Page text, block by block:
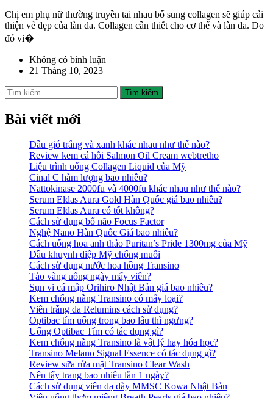
Chị em phụ nữ thường truyền tai nhau bổ sung collagen sẽ giúp cải
thiện vẻ đẹp của làn da. Collagen cần thiết cho cơ thể và làn da. Do
đó vi�
Không có bình luận
21 Tháng 10, 2023
Tìm
kiếm
cho:
Bài viết mới
Dầu gió trắng và xanh khác nhau như thế nào?
Review kem cá hồi Salmon Oil Cream webtretho
Liệu trình uống Collagen Liquid của Mỹ
Cinal C hàm lượng bao nhiêu?
Nattokinase 2000fu và 4000fu khác nhau như thế nào?
Serum Eldas Aura Gold Hàn Quốc giá bao nhiêu?
Serum Eldas Aura có tốt không?
Cách sử dụng bổ não Focus Factor
Nghệ Nano Hàn Quốc Giá bao nhiêu?
Cách uống hoa anh thảo Puritan’s Pride 1300mg của Mỹ
Dầu khuynh diệp Mỹ chống muỗi
Cách sử dụng nước hoa hồng Transino
Tảo vàng uống ngày mấy viên?
Sụn vi cá mập Orihiro Nhật Bản giá bao nhiêu?
Kem chống nắng Transino có mấy loại?
Viên trắng da Relumins cách sử dụng?
Optibac tím uống trong bao lâu thì ngưng?
Uống Optibac Tím có tác dụng gì?
Kem chống nắng Transino là vật lý hay hóa học?
Transino Melano Signal Essence có tác dụng gì?
Review sữa rửa mặt Transino Clear Wash
Nên tẩy trang bao nhiêu lần 1 ngày?
Cách sử dụng viên dạ dày MMSC Kowa Nhật Bản